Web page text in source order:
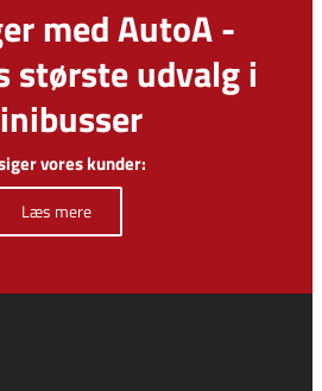
med AutoA -
største udvalg i
vores kunder:
Læs mere